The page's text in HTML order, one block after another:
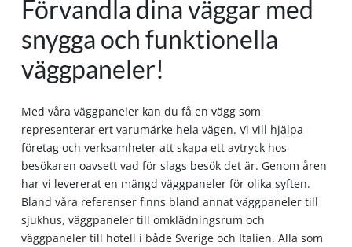
Förvandla dina väggar med
snygga och funktionella
väggpaneler!
Med våra väggpaneler kan du få en vägg som
representerar ert varumärke hela vägen. Vi vill hjälpa
företag och verksamheter att skapa ett avtryck hos
besökaren oavsett vad för slags besök det är. Genom åren
har vi levererat en mängd väggpaneler för olika syften.
Bland våra referenser finns bland annat väggpaneler till
sjukhus, väggpaneler till omklädningsrum och
väggpaneler till hotell i både Sverige och Italien. Alla som